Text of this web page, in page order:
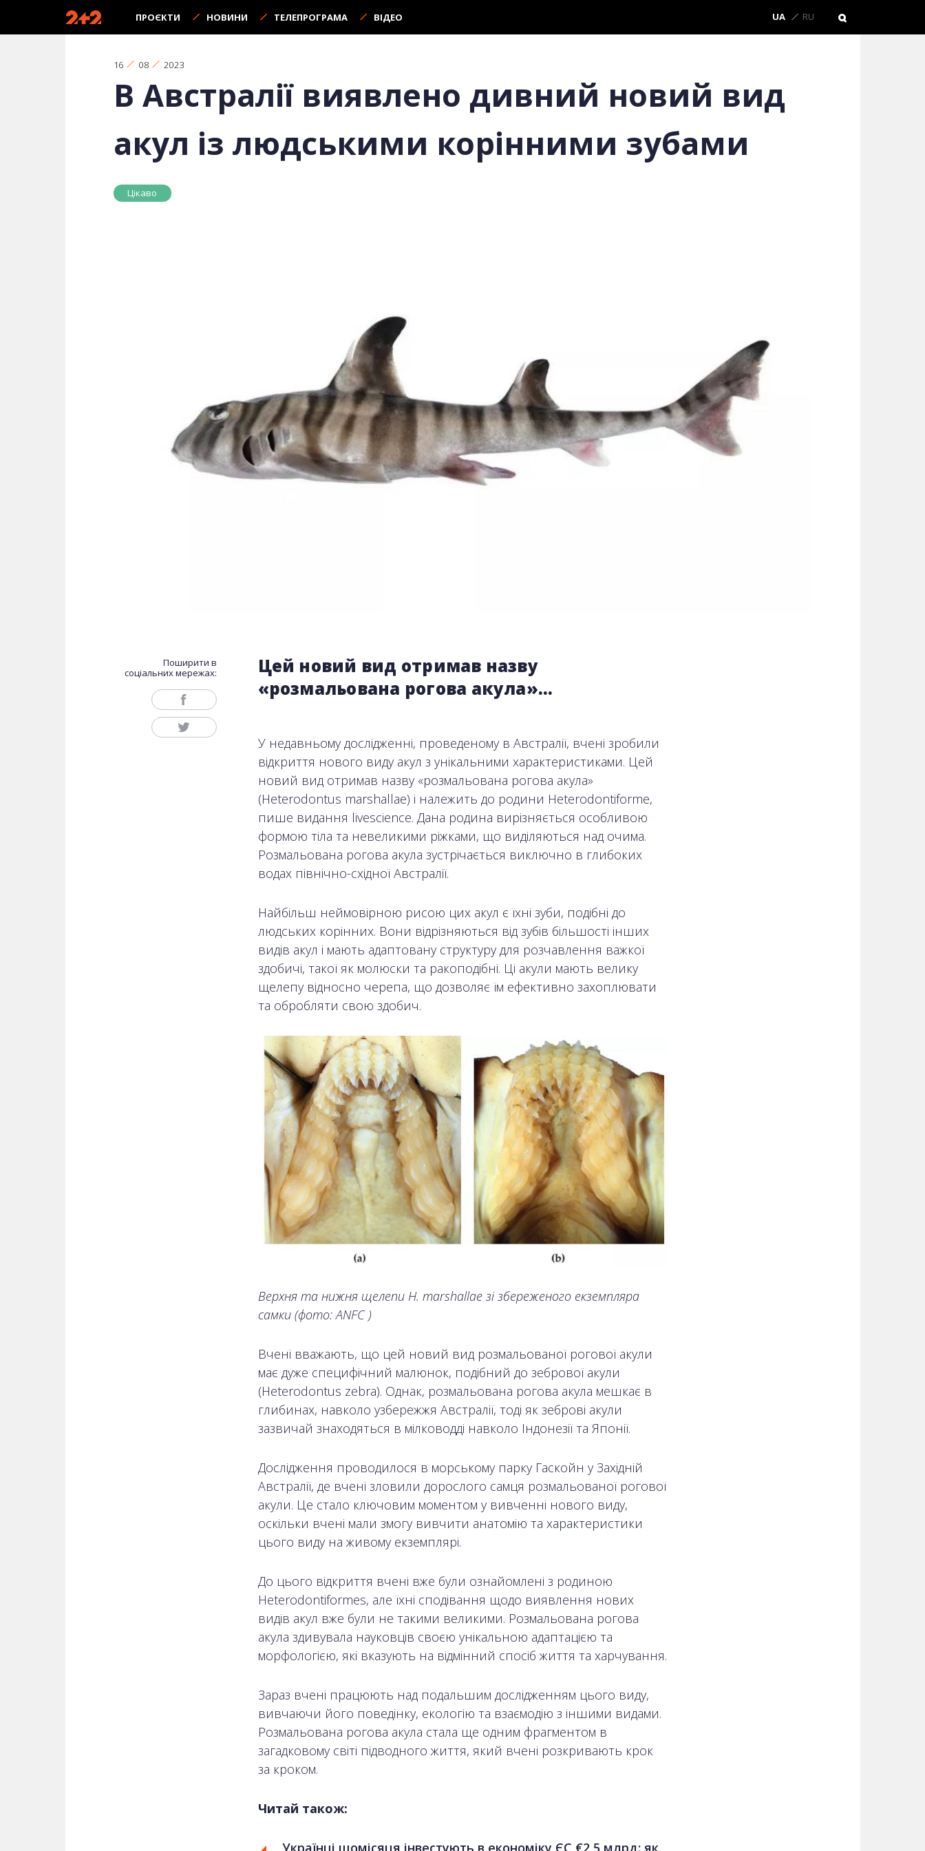
ПРОЄКТИ НОВИНИ ТЕЛЕПРОГРАМА ВІДЕО UA RU
16 08 2023
В Австралії виявлено дивний новий вид
акул із людськими корінними зубами
Цікаво
Поширити в
соціальних мережах:
Цей новий вид отримав назву
«розмальована рогова акула»…
У недавньому дослідженні, проведеному в Австралії, вчені зробили
відкриття нового виду акул з унікальними характеристиками. Цей
новий вид отримав назву «розмальована рогова акула»
(Heterodontus marshallae) і належить до родини Heterodontiforme,
пише видання livescience. Дана родина вирізняється особливою
формою тіла та невеликими ріжками, що виділяються над очима.
Розмальована рогова акула зустрічається виключно в глибоких
водах північно-східної Австралії.
Найбільш неймовірною рисою цих акул є їхні зуби, подібні до
людських корінних. Вони відрізняються від зубів більшості інших
видів акул і мають адаптовану структуру для розчавлення важкої
здобичі, такої як молюски та ракоподібні. Ці акули мають велику
щелепу відносно черепа, що дозволяє їм ефективно захоплювати
та обробляти свою здобич.
Верхня та нижня щелепи H. marshallae зі збереженого екземпляра
самки (фото: ANFC )
Вчені вважають, що цей новий вид розмальованої рогової акули
має дуже специфічний малюнок, подібний до зебрової акули
(Heterodontus zebra). Однак, розмальована рогова акула мешкає в
глибинах, навколо узбережжя Австралії, тоді як зеброві акули
зазвичай знаходяться в мілководді навколо Індонезії та Японії.
Дослідження проводилося в морському парку Гаскойн у Західній
Австралії, де вчені зловили дорослого самця розмальованої рогової
акули. Це стало ключовим моментом у вивченні нового виду,
оскільки вчені мали змогу вивчити анатомію та характеристики
цього виду на живому екземплярі.
До цього відкриття вчені вже були ознайомлені з родиною
Heterodontiformes, але їхні сподівання щодо виявлення нових
видів акул вже були не такими великими. Розмальована рогова
акула здивувала науковців своєю унікальною адаптацією та
морфологією, які вказують на відмінний спосіб життя та харчування.
Зараз вчені працюють над подальшим дослідженням цього виду,
вивчаючи його поведінку, екологію та взаємодію з іншими видами.
Розмальована рогова акула стала ще одним фрагментом в
загадковому світі підводного життя, який вчені розкривають крок
за кроком.
Читай також:
Українці щомісяця інвестують в економіку ЄС €2,5 млрд: як